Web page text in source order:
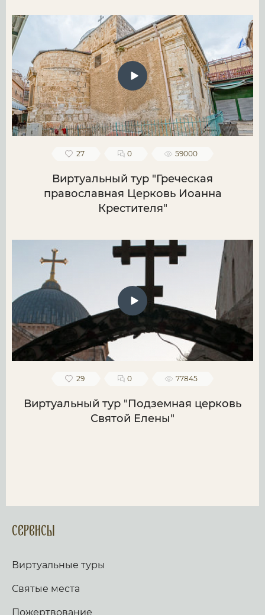
27 0 59000
Виртуальный тур "Греческая
православная Церковь Иоанна
Крестителя"
29 0 77845
Виртуальный тур "Подземная церковь
Святой Елены"
Сервисы
Виртуальные туры
Святые места
Пожертвование